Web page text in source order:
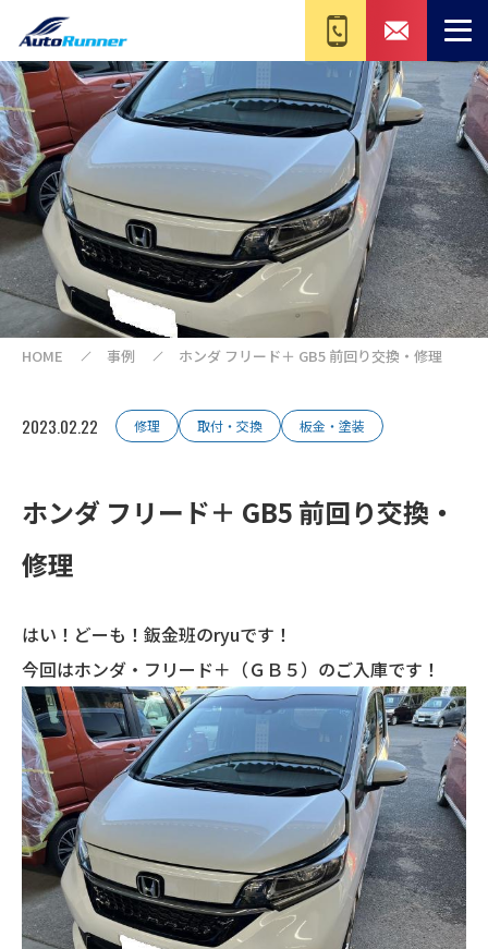
HOME 事例 ホンダ フリード＋ GB5 前回り交換・修理
2023.02.22 修理 取付・交換 板金・塗装
ホンダ フリード＋ GB5 前回り交換・
修理
はい！どーも！鈑金班のryuです！
今回はホンダ・フリード＋（ＧＢ５）のご入庫です！